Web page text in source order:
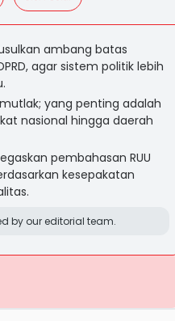
ambang batas
agar sistem politik lebih
yang penting adalah
nasional hingga daerah
pembahasan RUU
kesepakatan
by our editorial team.